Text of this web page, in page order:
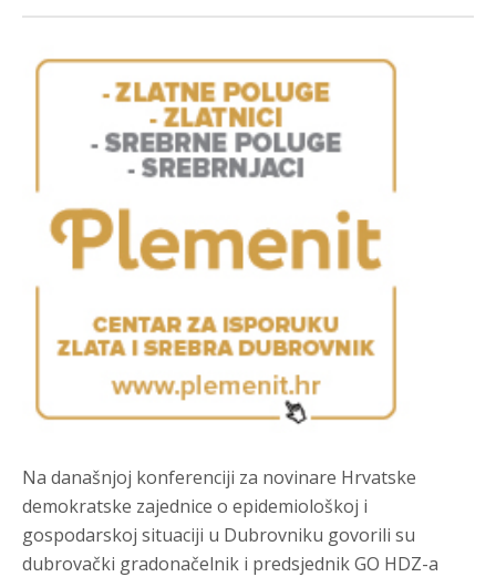
Na današnjoj konferenciji za novinare Hrvatske
demokratske zajednice o epidemiološkoj i
gospodarskoj situaciji u Dubrovniku govorili su
dubrovački gradonačelnik i predsjednik GO HDZ-a